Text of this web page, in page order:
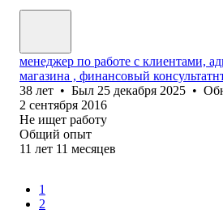
менеджер по работе с клиентами,
магазина , финансовый
38 лет • Был 25 декабря 2025 •
2 сентября 2016
Не ищет работу
Общий опыт
11 лет 11 месяцев
1
2